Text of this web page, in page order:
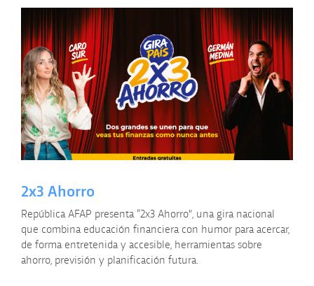
2x3 Ahorro
República AFAP presenta “2x3 Ahorro”, una gira nacional
que combina educación financiera con humor para acercar,
de forma entretenida y accesible, herramientas sobre
ahorro, previsión y planificación futura.